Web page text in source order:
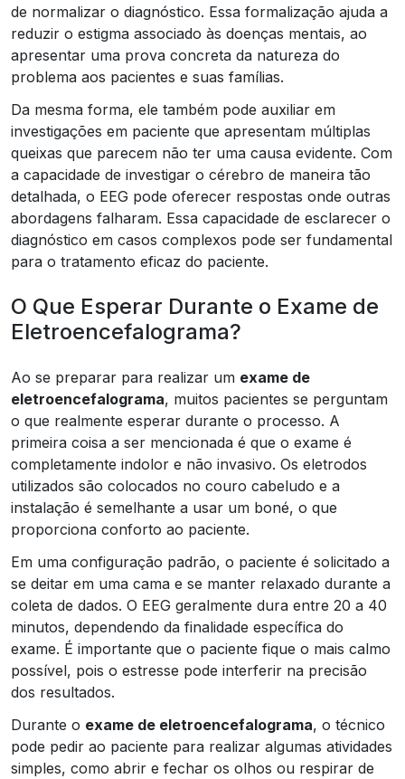
de normalizar o diagnóstico. Essa formalização ajuda a
reduzir o estigma associado às doenças mentais, ao
apresentar uma prova concreta da natureza do
problema aos pacientes e suas famílias.
Da mesma forma, ele também pode auxiliar em
investigações em paciente que apresentam múltiplas
queixas que parecem não ter uma causa evidente. Com
a capacidade de investigar o cérebro de maneira tão
detalhada, o EEG pode oferecer respostas onde outras
abordagens falharam. Essa capacidade de esclarecer o
diagnóstico em casos complexos pode ser fundamental
para o tratamento eficaz do paciente.
O Que Esperar Durante o Exame de
Eletroencefalograma?
Ao se preparar para realizar um exame de
eletroencefalograma, muitos pacientes se perguntam
o que realmente esperar durante o processo. A
primeira coisa a ser mencionada é que o exame é
completamente indolor e não invasivo. Os eletrodos
utilizados são colocados no couro cabeludo e a
instalação é semelhante a usar um boné, o que
proporciona conforto ao paciente.
Em uma configuração padrão, o paciente é solicitado a
se deitar em uma cama e se manter relaxado durante a
coleta de dados. O EEG geralmente dura entre 20 a 40
minutos, dependendo da finalidade específica do
exame. É importante que o paciente fique o mais calmo
possível, pois o estresse pode interferir na precisão
dos resultados.
Durante o exame de eletroencefalograma, o técnico
pode pedir ao paciente para realizar algumas atividades
simples, como abrir e fechar os olhos ou respirar de